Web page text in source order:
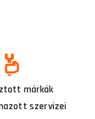
márkák
szervizei